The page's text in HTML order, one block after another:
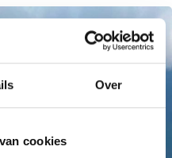
Over
cookies